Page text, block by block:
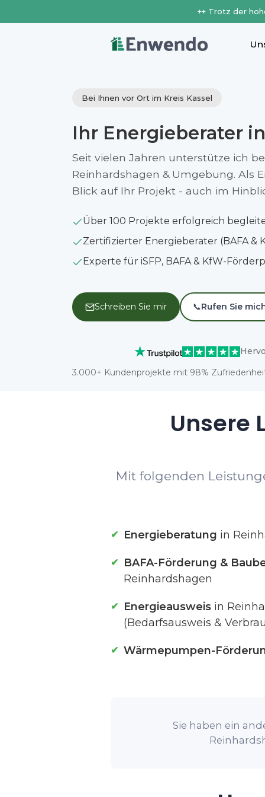
++ Trotz der
Bei Ihnen vor Ort im Kreis Kassel
Ihr Energieberater
Seit vielen Jahren unterstütze ich
Reinhardshagen & Umgebung. Als
Blick auf Ihr Projekt - auch im
Über 100 Projekte erfolgreich
Zertifizierter Energieberater (BAFA &
Experte für iSFP, BAFA & KfW-
Schreiben Sie mir 📞Rufen Sie
3.000+ Kundenprojekte mit 98%
Unsere
Mit folgenden
Energieberatung in
BAFA-Förderung &
Reinhardshagen
Energieausweis in
(Bedarfsausweis &
Wärmepumpen-
Sie haben ein